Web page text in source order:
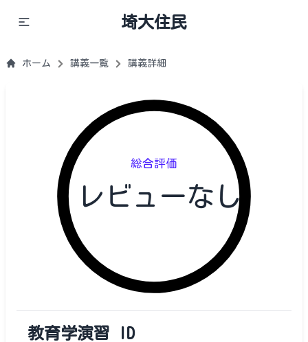
埼大住民
ホーム 講義一覧 講義詳細
総合評価
レビューなし
教育学演習 ID